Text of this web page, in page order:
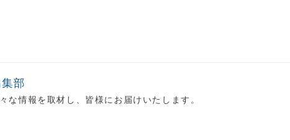
部
な情報を取材し、皆様にお届けいたします。